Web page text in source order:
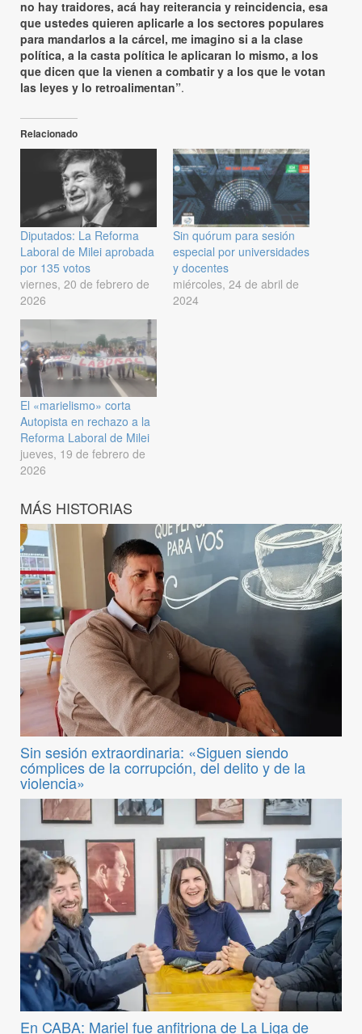
no hay traidores, acá hay reiterancia y reincidencia, esa
que ustedes quieren aplicarle a los sectores populares
para mandarlos a la cárcel, me imagino si a la clase
política, a la casta política le aplicaran lo mismo, a los
que dicen que la vienen a combatir y a los que le votan
las leyes y lo retroalimentan”.
Relacionado
Diputados: La Reforma
Laboral de Milei aprobada
por 135 votos
viernes, 20 de febrero de
2026
Sin quórum para sesión
especial por universidades
y docentes
miércoles, 24 de abril de
2024
El «marielismo» corta
Autopista en rechazo a la
Reforma Laboral de Milei
jueves, 19 de febrero de
2026
MÁS HISTORIAS
Sin sesión extraordinaria: «Siguen siendo
cómplices de la corrupción, del delito y de la
violencia»
En CABA: Mariel fue anfitriona de La Liga de